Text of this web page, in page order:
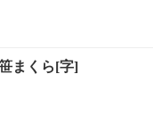
まくら[字]